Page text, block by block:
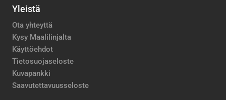
Yleistä
Ota yhteyttä
Kysy Maalilinjalta
Käyttöehdot
Tietosuojaseloste
Kuvapankki
Saavutettavuusseloste